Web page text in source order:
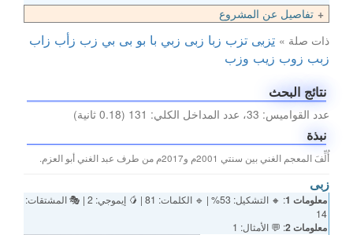
تفاصيل عن المشروع
ذات صلة » تزبى تزب زبا زبى زبي با بو بى بي زب زأب زاب
زبب زوب زيب وزب
نتائج البحث
عدد القواميس: 33، عدد المداخل الكلي: 131 (0.18 ثانية)
نبذة
أُلِّفَ المعجم الغني بين سنتي 2001م و2017م من طرف عبد الغني أبو العزم.
زبى
معلومات 1
: 🔸 التشكيل: 53% | 🔹 الكلمات: 81 | 🥭 إيموجي: 2 | 🎭 المشتقات:
14
معلومات 2 : 💬 الأمثال: 1